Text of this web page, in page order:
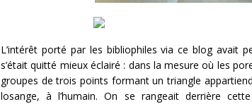
L’intérêt porté par les bibliophiles via ce blog avait
s’était quitté mieux éclairé : dans la mesure où les
groupes de trois points formant un triangle
losange, à l’humain. On se rangeait derrière